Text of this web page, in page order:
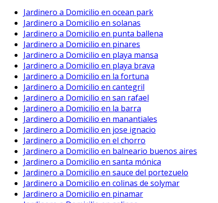
Jardinero a Domicilio en ocean park
Jardinero a Domicilio en solanas
Jardinero a Domicilio en punta ballena
Jardinero a Domicilio en pinares
Jardinero a Domicilio en playa mansa
Jardinero a Domicilio en playa brava
Jardinero a Domicilio en la fortuna
Jardinero a Domicilio en cantegril
Jardinero a Domicilio en san rafael
Jardinero a Domicilio en la barra
Jardinero a Domicilio en manantiales
Jardinero a Domicilio en jose ignacio
Jardinero a Domicilio en el chorro
Jardinero a Domicilio en balneario buenos aires
Jardinero a Domicilio en santa mónica
Jardinero a Domicilio en sauce del portezuelo
Jardinero a Domicilio en colinas de solymar
Jardinero a Domicilio en pinamar